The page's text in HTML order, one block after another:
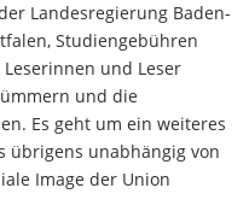
Landesregierung Baden-
Studiengebühren
und Leser
und die
Es geht um ein weiteres
übrigens unabhängig von
Image der Union